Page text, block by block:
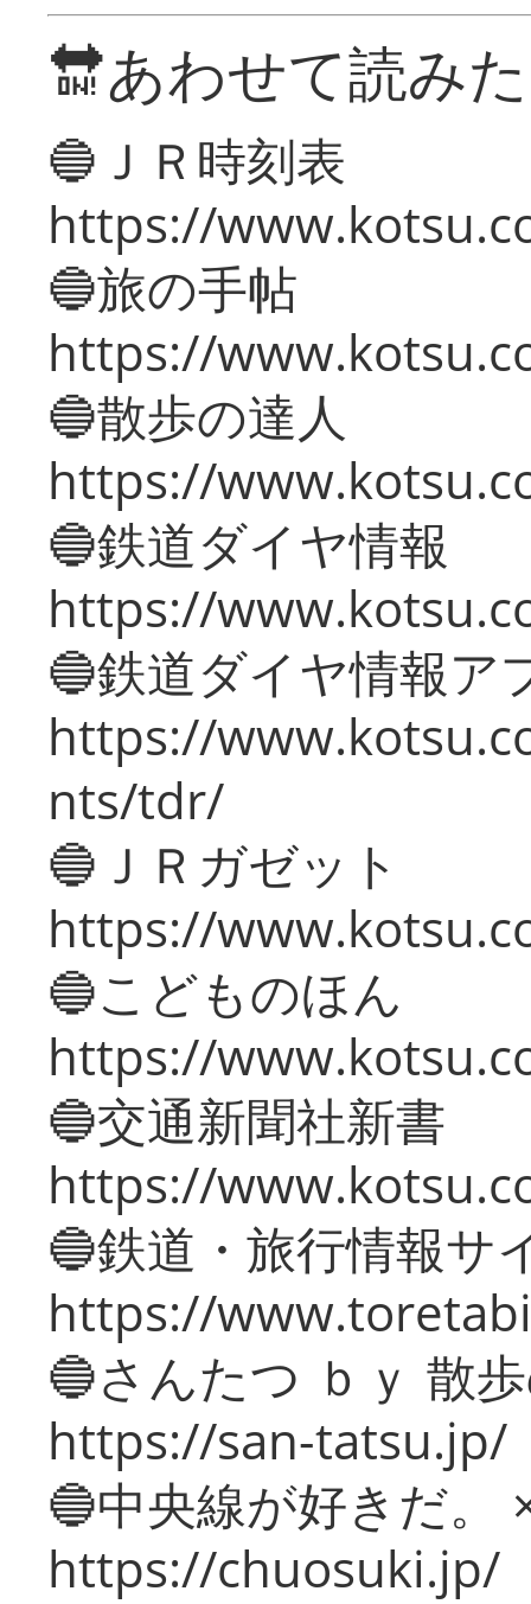
🔛あわせて読み
🔵ＪＲ時刻表
https://
🔵旅の手帖
https://
🔵散歩の達人
https://
🔵鉄道ダイヤ情報
https://
🔵鉄道ダイヤ情報ア
https://
nts/tdr/
🔵ＪＲガゼット
https://
🔵こどものほん
https://
🔵交通新聞社新書
https://
🔵鉄道・旅行情報サ
https://
🔵さんたつ ｂｙ 散
https://san-tatsu.jp/
🔵中央線が好きだ。
https://chuosuki.jp/